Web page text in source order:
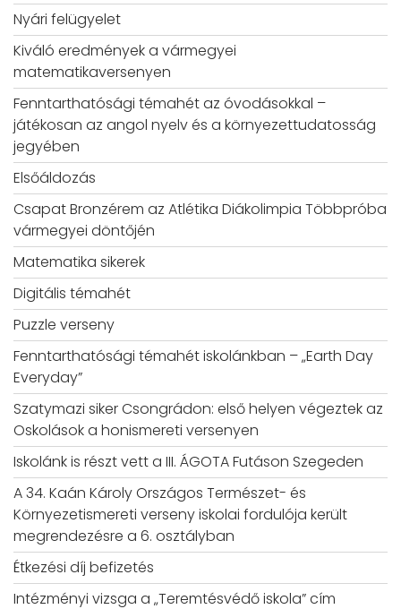
Nyári felügyelet
Kiváló eredmények a vármegyei
matematikaversenyen
Fenntarthatósági témahét az óvodásokkal –
játékosan az angol nyelv és a környezettudatosság
jegyében
Elsőáldozás
Csapat Bronzérem az Atlétika Diákolimpia Többpróba
vármegyei döntőjén
Matematika sikerek
Digitális témahét
Puzzle verseny
Fenntarthatósági témahét iskolánkban – „Earth Day
Everyday”
Szatymazi siker Csongrádon: első helyen végeztek az
Oskolások a honismereti versenyen
Iskolánk is részt vett a III. ÁGOTA Futáson Szegeden
A 34. Kaán Károly Országos Természet- és
Környezetismereti verseny iskolai fordulója került
megrendezésre a 6. osztályban
Étkezési díj befizetés
Intézményi vizsga a „Teremtésvédő iskola” cím